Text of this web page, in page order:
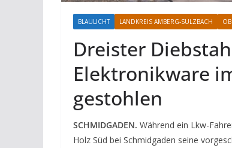
BLAULICHT LANDKREIS AMBERG-SULZBACH
Dreister
Elektronikware
gestohlen
SCHMIDGADEN. Während ein Lkw-
Holz Süd bei Schmidgaden seine